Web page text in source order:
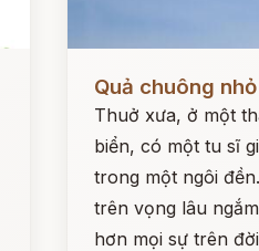
Quả chuông
Thuở xưa, ở một
biển, có một tu sĩ
trong một ngôi
trên vọng lâu
hơn mọi sự trên